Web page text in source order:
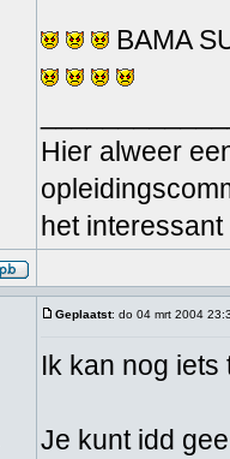
BAMA
Hier alweer
het
Geplaatst: do 04 mrt 2004
Ik kan nog
Je kunt idd